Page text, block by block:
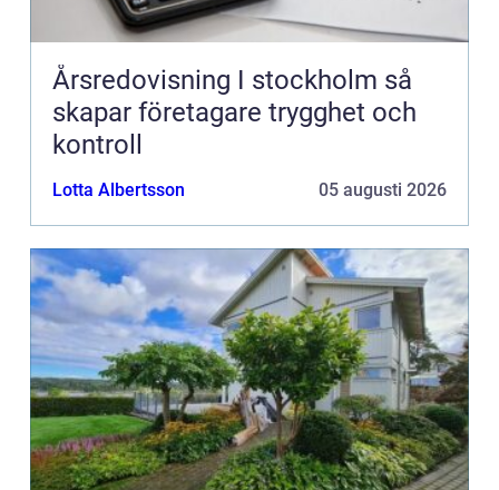
Årsredovisning I stockholm så
skapar företagare trygghet och
kontroll
Lotta Albertsson 05 augusti 2026